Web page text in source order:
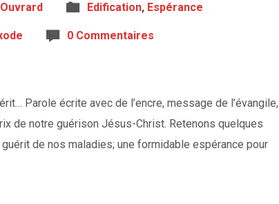
Edification, Espérance
0 Commentaires
Parole écrite avec de l’encre, message de l’évangile,
de notre guérison Jésus-Christ. Retenons quelques
de nos maladies; une formidable espérance pour